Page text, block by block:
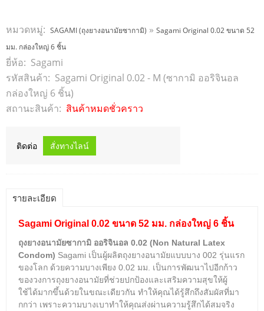
หมวดหมู่: SAGAMI (ถุงยางอนามัยซากามิ) » Sagami Original 0.02 ขนาด 52
มม. กล่องใหญ่ 6 ชิ้น
ยี่ห้อ: Sagami
รหัสสินค้า: Sagami Original 0.02 - M (ซากามิ ออริจินอล
กล่องใหญ่ 6 ชิ้น)
สถานะสินค้า: สินค้าหมดชั่วคราว
ติดต่อ
รายละเอียด
Sagami Original 0.02 ขนาด 52 มม. กล่องใหญ่ 6 ชิ้น
ถุงยางอนามัยซากามิ ออริจินอล 0.02 (Non Natural Latex
Condom) Sagami เป็นผู้ผลิตถุงยางอนามัยแบบบาง 002 รุ่นแรก
ของโลก ด้วยความบางเพียง 0.02 มม. เป็นการพัฒนาไปอีกก้าว
ของวงการถุงยางอนามัยที่ช่วยปกป้องและเสริมความสุขให้ผู้
ใช้ได้มากขึ้นด้วยในขณะเดียวกัน ทำให้คุณได้รู้สึกถึงสัมผัสที่มา
กกว่า เพราะความบางเบาทำให้คุณส่งผ่านความรู้สึกได้สมจริง